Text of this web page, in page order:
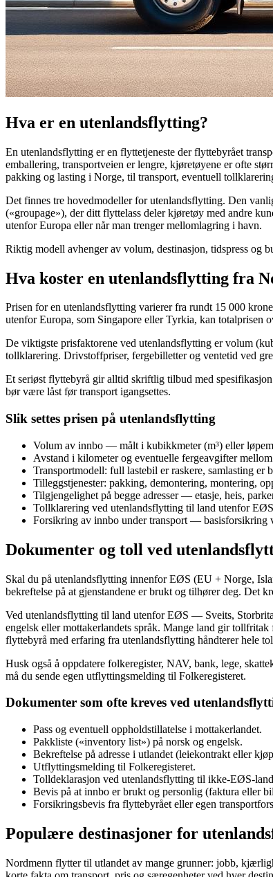
Hva er en utenlandsflytting?
En utenlandsflytting er en flyttetjeneste der flyttebyrået
emballering, transportveien er lengre, kjøretøyene er ofte
pakking og lasting i Norge, til transport, eventuell
Det finnes tre hovedmodeller for utenlandsflytting. Den
(«groupage»), der ditt flyttelass deler kjøretøy med andre
utenfor Europa eller når man trenger mellomlagring i havn.
Riktig modell avhenger av volum, destinasjon, tidspress og
Hva koster en utenlandsflytting fra
Prisen for en utenlandsflytting varierer fra rundt 15 000
utenfor Europa, som Singapore eller Tyrkia, kan totalprisen
De viktigste prisfaktorene ved utenlandsflytting er volum
tollklarering. Drivstoffpriser, fergebilletter og ventetid ved
Et seriøst flyttebyrå gir alltid skriftlig tilbud med
bør være låst før transport igangsettes.
Slik settes prisen på utenlandsflytting
Volum av innbo — målt i kubikkmeter (m³) eller
Avstand i kilometer og eventuelle fergeavgifter
Transportmodell: full lastebil er raskere, samlasting er
Tilleggstjenester: pakking, demontering, montering,
Tilgjengelighet på begge adresser — etasje, heis,
Tollklarering ved utenlandsflytting til land utenfor
Forsikring av innbo under transport — basisforsikring
Dokumenter og toll ved
Skal du på utenlandsflytting innenfor EØS (EU + Norge,
bekreftelse på at gjenstandene er brukt og tilhører deg. Det
Ved utenlandsflytting til land utenfor EØS — Sveits,
engelsk eller mottakerlandets språk. Mange land gir
flyttebyrå med erfaring fra utenlandsflytting håndterer hele
Husk også å oppdatere folkeregister, NAV, bank, lege,
må du sende egen utflyttingsmelding til Folkeregisteret.
Dokumenter som ofte kreves ved
Pass og eventuell oppholdstillatelse i mottakerlandet.
Pakkliste («inventory list») på norsk og engelsk.
Bekreftelse på adresse i utlandet (leiekontrakt eller
Utflyttingsmelding til Folkeregisteret.
Tolldeklarasjon ved utenlandsflytting til ikke-EØS-
Bevis på at innbo er brukt og personlig (faktura eller
Forsikringsbevis fra flyttebyrået eller egen
Populære destinasjoner for
Nordmenn flytter til utlandet av mange grunner: jobb,